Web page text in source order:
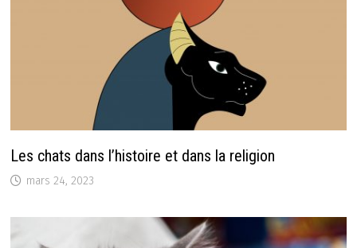
Les chats dans l’histoire et dans la religion
mars 24, 2023